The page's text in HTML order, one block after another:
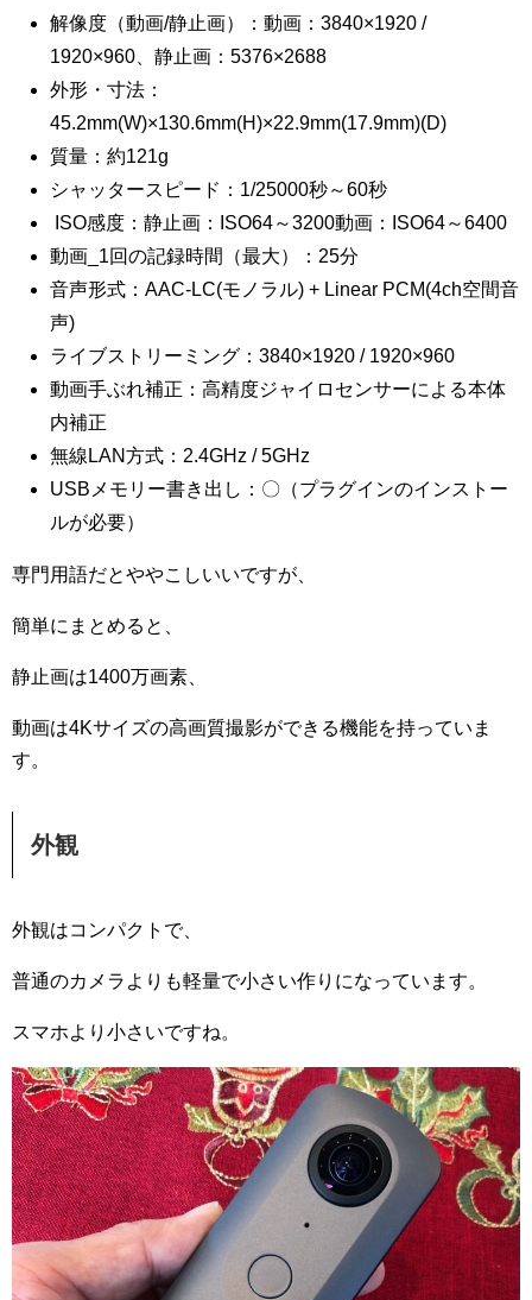
解像度（動画/静止画）：動画：3840×1920 /
1920×960、静止画：5376×2688
外形・寸法：
45.2mm(W)×130.6mm(H)×22.9mm(17.9mm)(D)
質量：約121g
シャッタースピード：1/25000秒～60秒
ISO感度：静止画：ISO64～3200動画：ISO64～6400
動画_1回の記録時間（最大）：25分
音声形式：AAC-LC(モノラル) + Linear PCM(4ch空間音
声)
ライブストリーミング：3840×1920 / 1920×960
動画手ぶれ補正：高精度ジャイロセンサーによる本体
内補正
無線LAN方式：2.4GHz / 5GHz
USBメモリー書き出し：〇（プラグインのインストー
ルが必要）
専門用語だとややこしいいですが、
簡単にまとめると、
静止画は1400万画素、
動画は4Kサイズの高画質撮影ができる機能を持っていま
す。
外観
外観はコンパクトで、
普通のカメラよりも軽量で小さい作りになっています。
スマホより小さいですね。